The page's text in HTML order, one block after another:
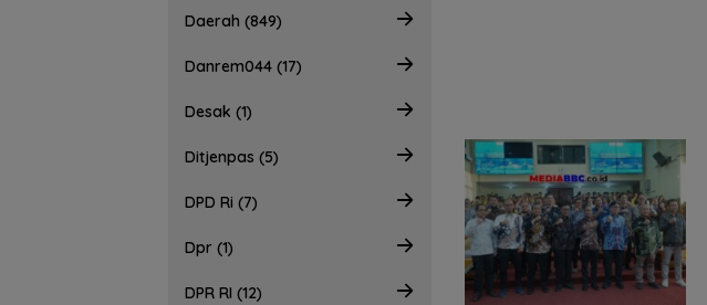
Daerah (849)
Danrem044 (17)
Desak (1)
Ditjenpas (5)
DPD Ri (7)
Dpr (1)
DPR RI (12)